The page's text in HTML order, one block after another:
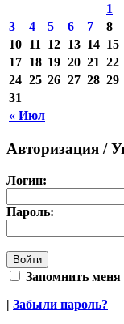
« Июл
1
3
4 5 6 7 8
10 11 12 13 14 15
17 18 19 20 21 22
24 25 26 27 28 29
31
Авторизация /
Логин:
Пароль:
Запомнить меня
| Забыли пароль?